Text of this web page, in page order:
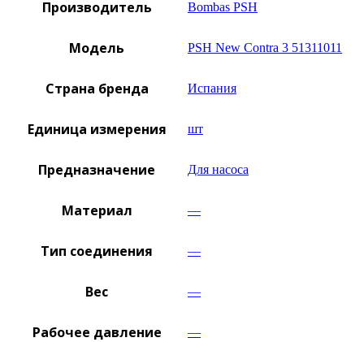
Производитель Bombas PSH
Модель PSH New Contra 3 51311011
Страна бренда Испания
Единица измерения шт
Предназначение Для насоса
Материал —
Тип соединения —
Вес —
Рабочее давление —